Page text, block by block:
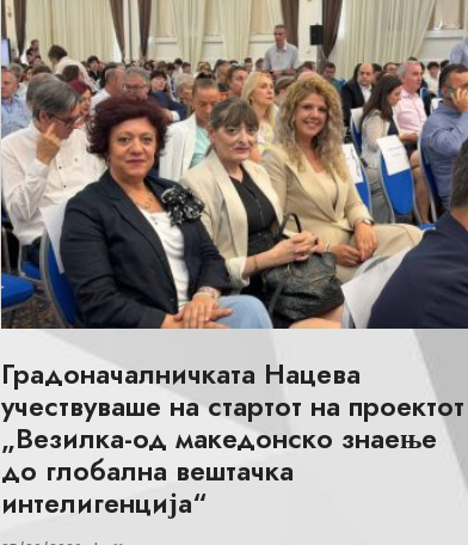
Градоначалничката Нацева
учествуваше на стартот на проектот
„Везилка-од македонско знаење
до глобална вештачка
интелигенција“